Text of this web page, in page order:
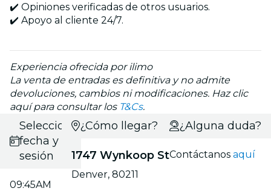
✔️ Opiniones verificadas de otros usuarios.
✔️ Apoyo al cliente 24/7.
Experiencia ofrecida por ilimo
La venta de entradas es definitiva y no admite
devoluciones, cambios ni modificaciones. Haz clic
aquí para consultar los T&Cs.
Selecciona
fecha y
sesión
09:45AM
¿Cómo llegar?
1747 Wynkoop St
Denver, 80211
¿Alguna duda?
Contáctanosaquí